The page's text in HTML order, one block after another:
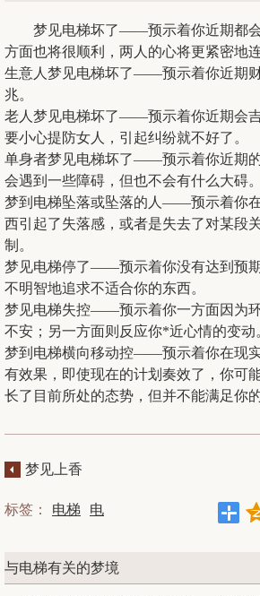
梦见电梯坏了——预示着你近期都
方面也将很顺利，两人的心将更紧密地
生意人梦见电梯坏了——预示着你近期
兆。
老人梦见电梯坏了——预示着你近期会
要小心提防女人
，引起纠纷就不好了。
单身者梦见电梯坏了——预示着你近期的
会遇到一些障碍，但也不会有什么大碍。
梦到电梯坠落或坠落的人——预示着你
西引起了失落感，或者是失去了对某段
制。
梦见电梯停了——预示着你没有达到预
不明智地追求不适合你的东西。
梦见电梯失控——预示着你一方面因为
不安；另一方面则反应你*近心情的变动
梦到电梯横向移动控——预示着你在现
有效果，即使现在的计划奏效了，你可
长了目前所处的态势，但并不能满足你的
梦见上香
标签： 电梯 电
与电梯有关的梦境